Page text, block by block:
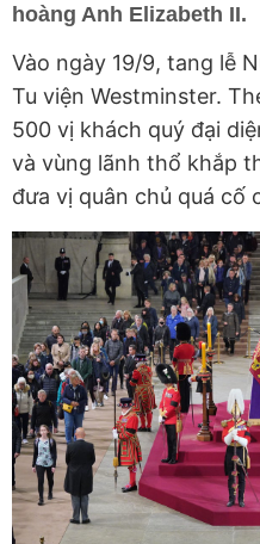
hoàng Anh Elizabeth II.
Vào ngày 19/9, tang lễ
Tu viện Westminster.
500 vị khách quý đại
và vùng lãnh thổ khắp
đưa vị quân chủ quá cố